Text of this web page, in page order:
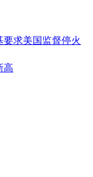
求美国监督停火
高